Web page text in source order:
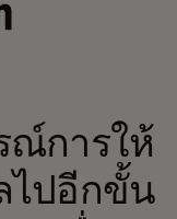
ณ์การให้
ไปอีกขั้น